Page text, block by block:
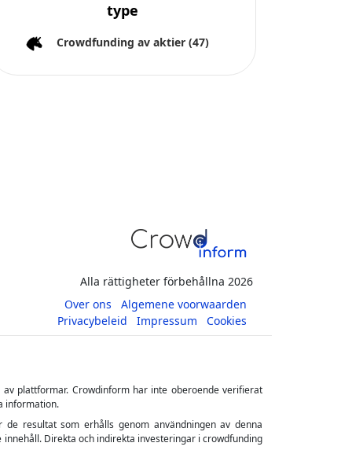
type
Crowdfunding av aktier (47)
Alla rättigheter förbehållna 2026
Over ons
Algemene voorwaarden
Privacybeleid
Impressum Cookies
plattformar. Crowdinform har inte oberoende verifierat
information.
resultat som erhålls genom användningen av denna
Direkta och indirekta investeringar i crowdfunding